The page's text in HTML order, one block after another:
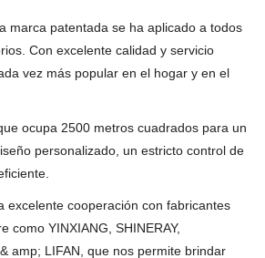
marca patentada se ha aplicado a todos
Con excelente calidad y servicio
vez más popular en el hogar y en el
ocupa 2500 metros cuadrados para un
personalizado, un estricto control de
excelente cooperación con fabricantes
como YINXIANG, SHINERAY,
amp; LIFAN, que nos permite brindar